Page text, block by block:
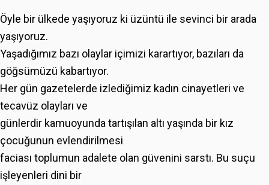
Öyle bir ülkede yaşıyoruz ki üzüntü ile sevinci bir arada
yaşıyoruz.
Yaşadığımız bazı olaylar içimizi karartıyor, bazıları da
göğsümüzü kabartıyor.
Her gün gazetelerde izlediğimiz kadın cinayetleri ve
tecavüz olayları ve
günlerdir kamuoyunda tartışılan altı yaşında bir kız
çocuğunun evlendirilmesi
faciası toplumun adalete olan güvenini sarstı. Bu suçu
işleyenleri dini bir